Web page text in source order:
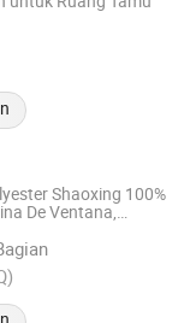
2013
Shaoxing 100%
De Ventana,